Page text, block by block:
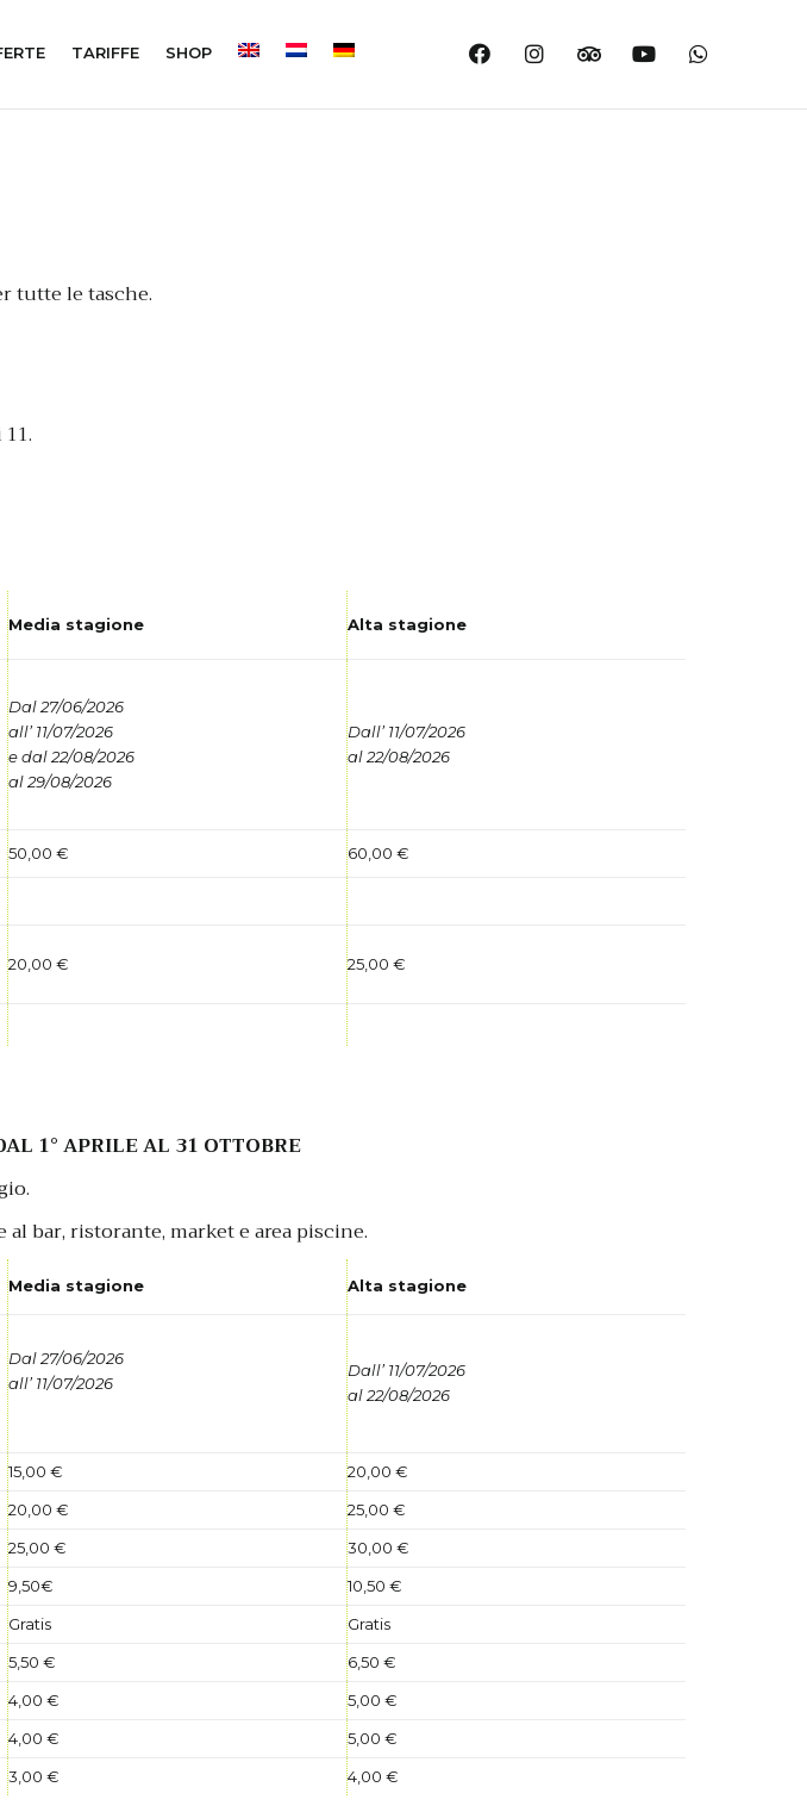
TARIFFE SHOP
tutte le tasche.
Media stagione Alta stagione
Dal 27/06/2026
all’ 11/07/2026
e dal 22/08/2026
al 29/08/2026
Dall’ 11/07/2026
al 22/08/2026
50,00 € 60,00 €
20,00 € 25,00 €
1° APRILE AL 31 OTTOBRE
bar, ristorante, market e area piscine.
Media stagione Alta stagione
Dal 27/06/2026
all’ 11/07/2026
Dall’ 11/07/2026
al 22/08/2026
15,00 €
20,00 €
20,00 €
25,00 €
25,00 €
30,00 €
9,50€
10,50 €
Gratis
Gratis
5,50 €
6,50 €
4,00 €
5,00 €
4,00 €
5,00 €
3,00 € 4,00 €